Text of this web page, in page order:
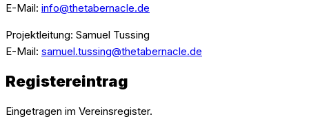
E-Mail: info@thetabernacle.de
Projektleitung: Samuel Tussing
E-Mail: samuel.tussing@thetabernacle.de
Registereintrag
Eingetragen im Vereinsregister.